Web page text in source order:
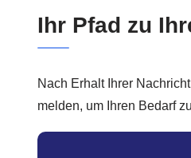
Ihr Pfad zu
Nach Erhalt Ihrer
melden, um Ihren Bedarf